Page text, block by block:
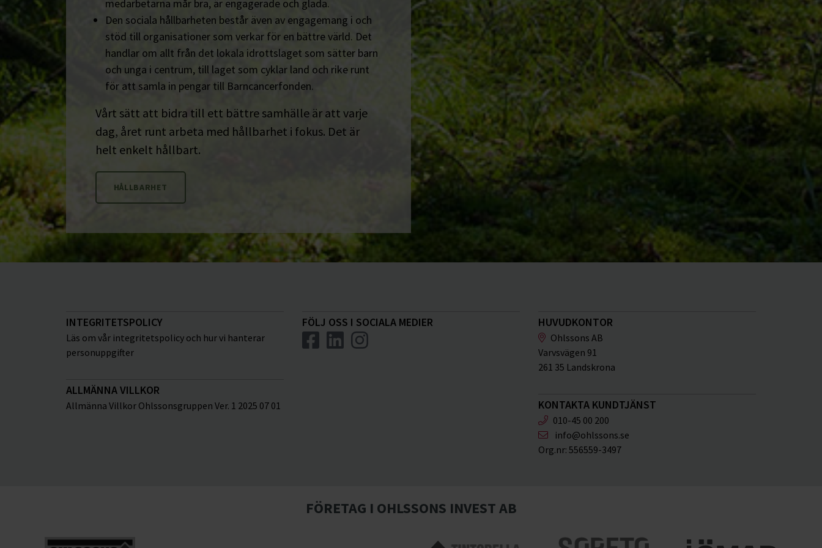
medarbetarna mår bra, är engagerade och glada.
Den sociala hållbarheten består även av engagemang i och
stöd till organisationer som verkar för en bättre värld. Det
handlar om allt från det lokala idrottslaget som sätter barn
och unga i centrum, till laget som cyklar land och rike runt
för att samla in pengar till Barncancerfonden.
Vårt sätt att bidra till ett bättre samhälle är att varje
dag, året runt arbeta med hållbarhet i fokus. Det är
helt enkelt hållbart.
HÅLLBARHET
INTEGRITETSPOLICY
Läs om vår integritetspolicy och hur vi hanterar
personuppgifter
ALLMÄNNA VILLKOR
Allmänna Villkor Ohlssonsgruppen Ver. 1 2025 07 01
FÖLJ OSS I SOCIALA MEDIER HUVUDKONTOR
Ohlssons AB
Varvsvägen 91
261 35 Landskrona
KONTAKTA KUNDTJÄNST
010-45 00 200
info@ohlssons.se
Org.nr: 556559-3497
FÖRETAG I OHLSSONS INVEST AB